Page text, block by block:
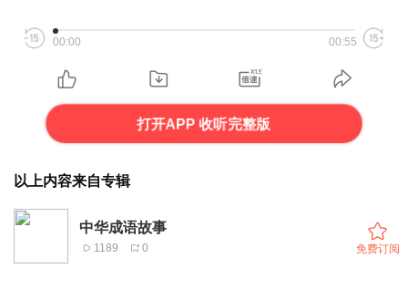
00:00 00:55
打开APP 收听完整版
以上内容来自专辑
中华成语故事
1189 0 免费订阅